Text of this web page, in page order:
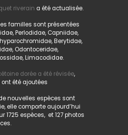
riverain a été actualisée.
familles sont présentées
Perlodidae, Capniidae,
Berytidae,
Odontoceridae,
Limacodidae.
dorée a été révisée,
été ajoutées
nouvelles espèces sont
elle comporte aujourd’hui
1725 espèces, et 127 photos